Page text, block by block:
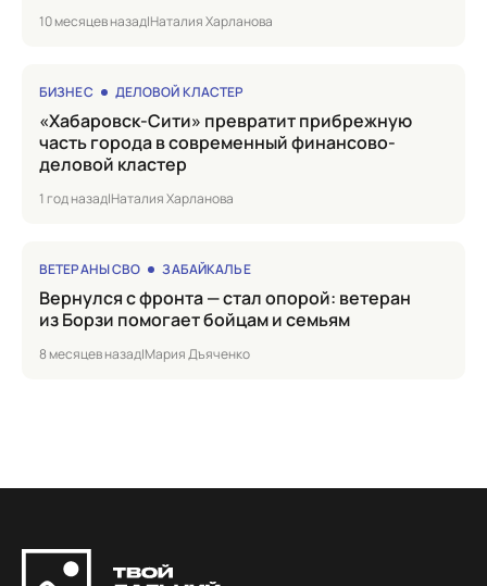
10 месяцев назад|Наталия Харланова
БИЗНЕС ДЕЛОВОЙ КЛАСТЕР
«Хабаровск-Сити» превратит прибрежную
часть города в современный финансово-
деловой кластер
1 год назад|Наталия Харланова
ВЕТЕРАНЫ СВО ЗАБАЙКАЛЬЕ
Вернулся с фронта — стал опорой: ветеран
из Борзи помогает бойцам и семьям
8 месяцев назад|Мария Дъяченко